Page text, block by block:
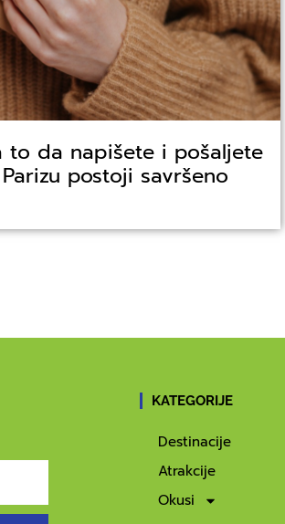
to da napišete i pošaljete
postoji savršeno
KATEGORIJE
Destinacije
Atrakcije
Okusi